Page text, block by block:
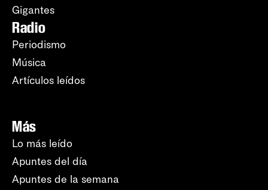
Gigantes
Radio
Periodismo
Música
Artículos leídos
Más
Lo más leído
Apuntes del día
Apuntes de la semana